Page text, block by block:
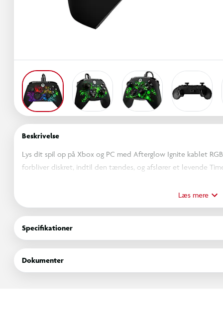
Beskrivelse
Lys dit spil op på Xbox og PC med Afterglow Ignite kablet
forbliver diskret, indtil den tændes, og afslører et levende
appen. Controlleren er designet til komfort og præcision og
funktion, to programmerbare bagknapper samt et 3 meter
3,5 mm headset-jack og D-pad lydkontroller holder dig fuldt
Ignite kombinerer stil, ydeevne og fuld kontrol.
Læs mere
Specifikationer
Dokumenter